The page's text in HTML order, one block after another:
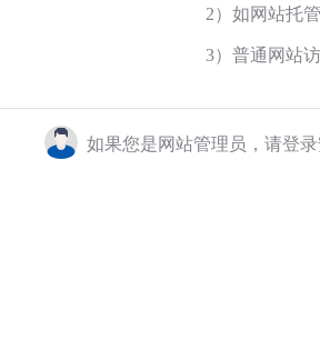
2）如网站托
3）普通网站
如果您是网站管理员，请登